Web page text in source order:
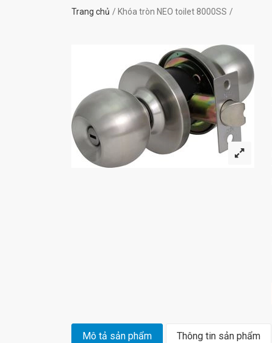
Trang chủ Khóa tròn NEO toilet 8000SS
Mô tả sản phẩm Thông tin sản phẩm